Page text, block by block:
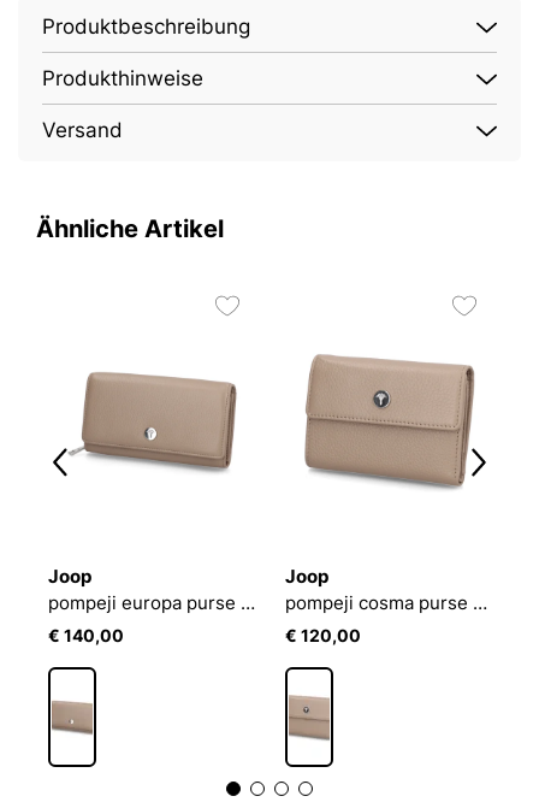
Produktbeschreibung
Produkthinweise
Versand
Ähnliche Artikel
Joop
pompeji europa purse lh10f
€ 140,00
Joop
pompeji cosma purse mh10f
€ 120,00